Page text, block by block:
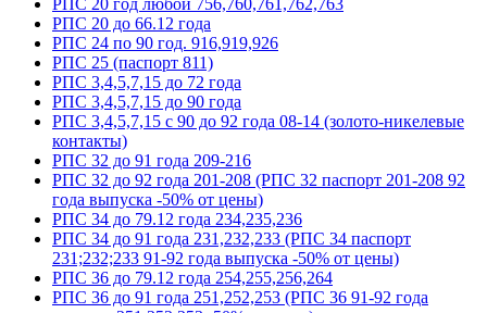
РПС 20 год любой 756,760,761,762,763
РПС 20 до 66.12 года
РПС 24 по 90 год. 916,919,926
РПС 25 (паспорт 811)
РПС 3,4,5,7,15 до 72 года
РПС 3,4,5,7,15 до 90 года
РПС 3,4,5,7,15 с 90 до 92 года 08-14 (золото-никелевые
контакты)
РПС 32 до 91 года 209-216
РПС 32 до 92 года 201-208 (РПС 32 паспорт 201-208 92
года выпуска -50% от цены)
РПС 34 до 79.12 года 234,235,236
РПС 34 до 91 года 231,232,233 (РПС 34 паспорт
231;232;233 91-92 года выпуска -50% от цены)
РПС 36 до 79.12 года 254,255,256,264
РПС 36 до 91 года 251,252,253 (РПС 36 91-92 года